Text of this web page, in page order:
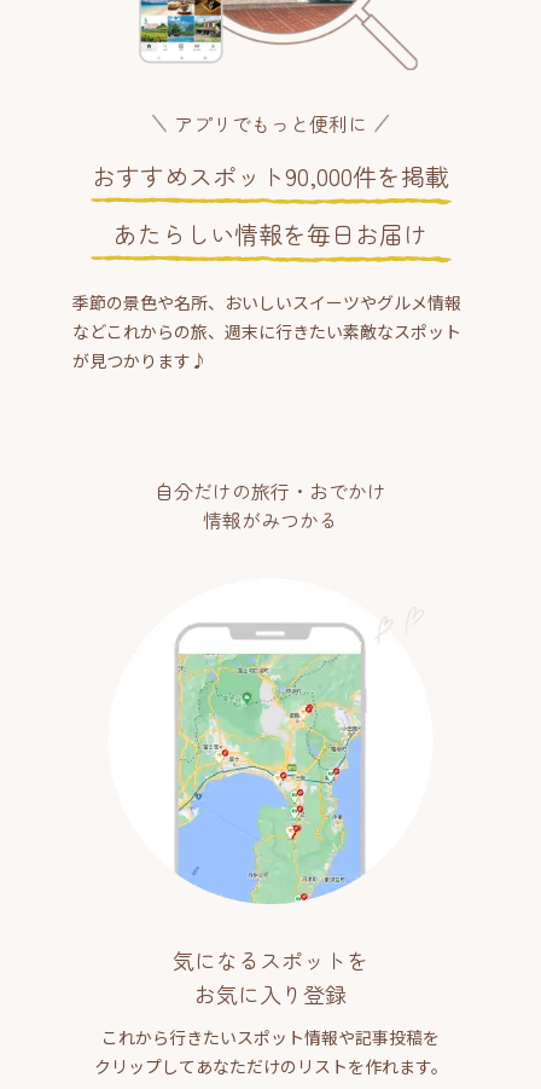
アプリでもっと便利に
おすすめスポット90,000件を掲載
あたらしい情報を毎日お届け
季節の景色や名所、おいしいスイーツやグルメ情報
などこれからの旅、週末に行きたい素敵なスポット
が見つかります♪
自分だけの旅行・おでかけ
情報がみつかる
気になるスポットを
お気に入り登録
これから行きたいスポット情報や記事投稿を
クリップしてあなただけのリストを作れます。